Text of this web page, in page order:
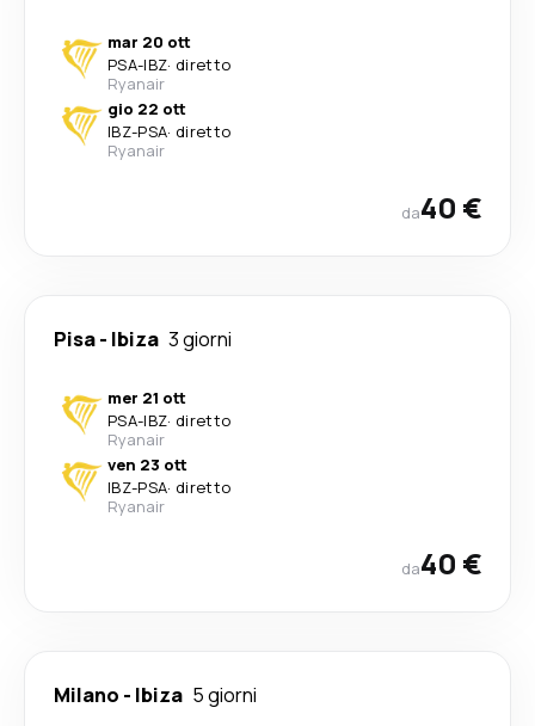
mar 20 ott
PSA-IBZ· diretto
Ryanair
gio 22 ott
IBZ-PSA· diretto
Ryanair
da40 €
Pisa- Ibiza 3 giorni
mer 21 ott
PSA-IBZ· diretto
Ryanair
ven 23 ott
IBZ-PSA· diretto
Ryanair
da40 €
Milano - Ibiza 5 giorni